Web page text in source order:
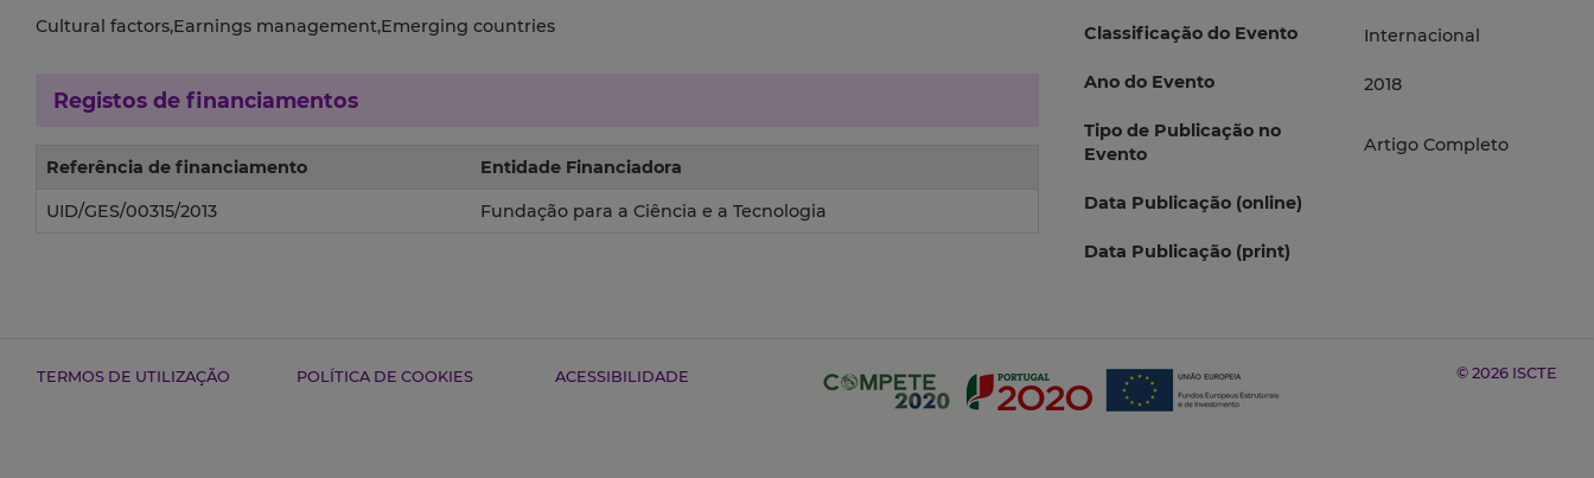
Cultural factors,Earnings management,Emerging countries
Registos de financiamentos
Referência de financiamento Entidade Financiadora
UID/GES/00315/2013 Fundação para a Ciência e a Tecnologia
Classificação do Evento Internacional
Ano do Evento 2018
Tipo de Publicação no
Evento
Artigo Completo
Data Publicação (online)
Data Publicação (print)
TERMOS DE UTILIZAÇÃO POLÍTICA DE COOKIES ACESSIBILIDADE © 2026 ISCTE